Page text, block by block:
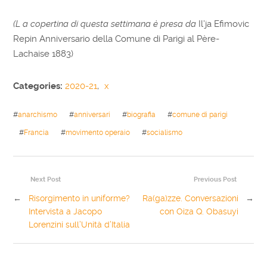
(L a copertina di questa settimana è presa da Il’ja Efimovic
Repin Anniversario della Comune di Parigi al Père-
Lachaise 1883)
Categories:2020-21, x
#anarchismo #anniversari #biografia #comune di parigi
#Francia #movimento operaio #socialismo
Previous Post
Ra(ga)zze. Conversazioni
con Oiza Q. Obasuyi
→
Next Post
←
Risorgimento in uniforme?
Intervista a Jacopo
Lorenzini sull’Unità d’Italia